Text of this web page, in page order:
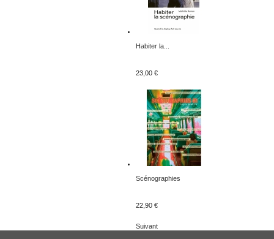
Habiter la...
23,00 €
Scénographies
22,90 €
Suivant